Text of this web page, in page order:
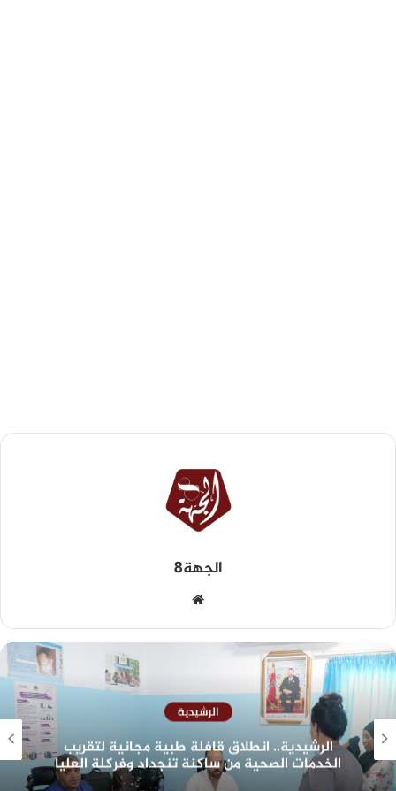
الجهة8
الرشيدية
الرشيدية.. انطلاق قافلة طبية مجانية لتقريب
الخدمات الصحية من ساكنة تنجداد وفركلة العليا